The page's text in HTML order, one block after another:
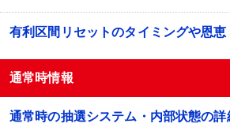
有利区間リセットのタイミングや恩
通常時情報
通常時の抽選システム・内部状態の詳